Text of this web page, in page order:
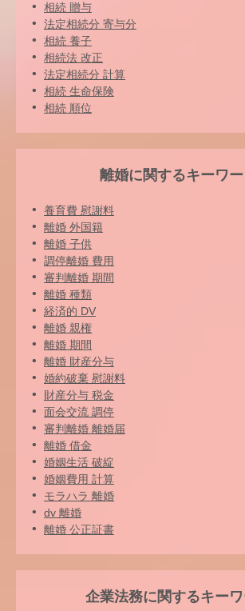
相続 贈与
法定相続分 寄与分
相続 養子
相続法 改正
法定相続分 計算
相続 生命保険
相続 順位
離婚に関するキーワ
養育費 慰謝料
離婚 外国籍
離婚 子供
調停離婚 費用
審判離婚 期間
離婚 種類
経済的 DV
離婚 親権
離婚 期間
離婚 財産分与
婚約破棄 慰謝料
財産分与 税金
面会交流 調停
審判離婚 離婚届
離婚 借金
婚姻生活 破綻
婚姻費用 計算
モラハラ 離婚
dv 離婚
離婚 公正証書
企業法務に関するキー